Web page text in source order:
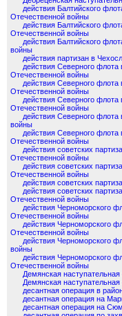
действия Балтийского
Отечественной войны
действия Балтийского
Отечественной войны
действия Балтийского
войны
действия партизан в
действия Северного флота
Отечественной войны
действия Северного флота
Отечественной войны
действия Северного
Отечественной войны
действия Северного
войны
действия Северного флота
Отечественной войны
действия советских
Отечественной войны
действия советских
Отечественной войны
действия советских
действия советских
Отечественной войны
действия Черноморского
Отечественной войны
действия Черноморского
Отечественной войны
действия Черноморского
войны
действия Черноморского
Отечественной войны
Демянская
Демянская
десантная операция в
десантная операция на
десантная операция на